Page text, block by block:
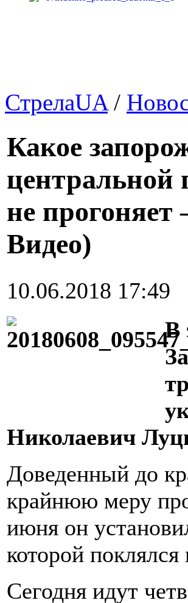
СтрелаUA/
Какое
центральной
не прогоняет
Видео)
10.06.2018 17:49
В
Николаевич
Доведенный до
крайнюю меру
июня он
которой
Сегодня идут